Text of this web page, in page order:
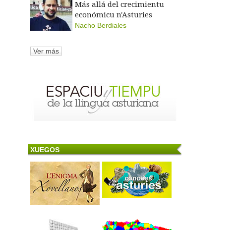
Más allá del crecimientu
económicu n'Asturies
Nacho Berdiales
Ver más
XUEGOS